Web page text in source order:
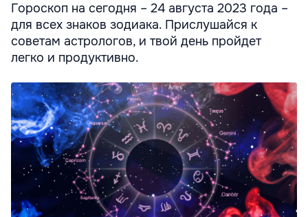
Гороскоп на сегодня – 24 августа 2023 года –
для всех знаков зодиака. Прислушайся к
советам астрологов, и твой день пройдет
легко и продуктивно.